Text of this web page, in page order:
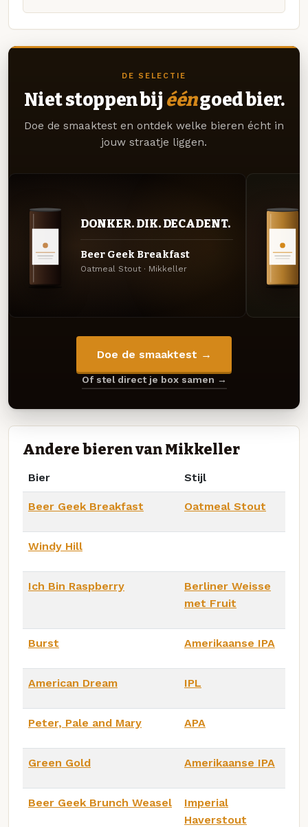
DE SELECTIE
Niet stoppen bij ééngoed bier.
Doe de smaaktest en ontdek welke bieren écht in
jouw straatje liggen.
DONKER. DIK. DECADENT.
Beer Geek Breakfast
Oatmeal Stout · Mikkeller
Doe de smaaktest →
Of stel direct je box samen →
Andere bieren van Mikkeller
Bier Stijl
Beer Geek Breakfast Oatmeal Stout
Windy Hill
Ich Bin Raspberry
Berliner Weisse
met Fruit
Burst Amerikaanse IPA
American Dream IPL
Peter, Pale and Mary APA
Green Gold Amerikaanse IPA
Beer Geek Brunch Weasel
Imperial
Haverstout